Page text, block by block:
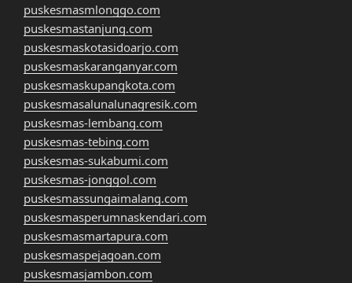
puskesmasmlonggo.com
puskesmastanjung.com
puskesmaskotasidoarjo.com
puskesmaskaranganyar.com
puskesmaskupangkota.com
puskesmasalunalunagresik.com
puskesmas-lembang.com
puskesmas-tebing.com
puskesmas-sukabumi.com
puskesmas-jonggol.com
puskesmassungaimalang.com
puskesmasperumnaskendari.com
puskesmasmartapura.com
puskesmaspejagoan.com
puskesmasjambon.com